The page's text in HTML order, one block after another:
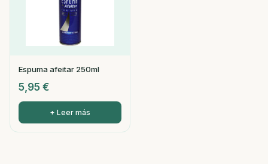
Espuma afeitar 250ml
5,95 €
+ Leer más